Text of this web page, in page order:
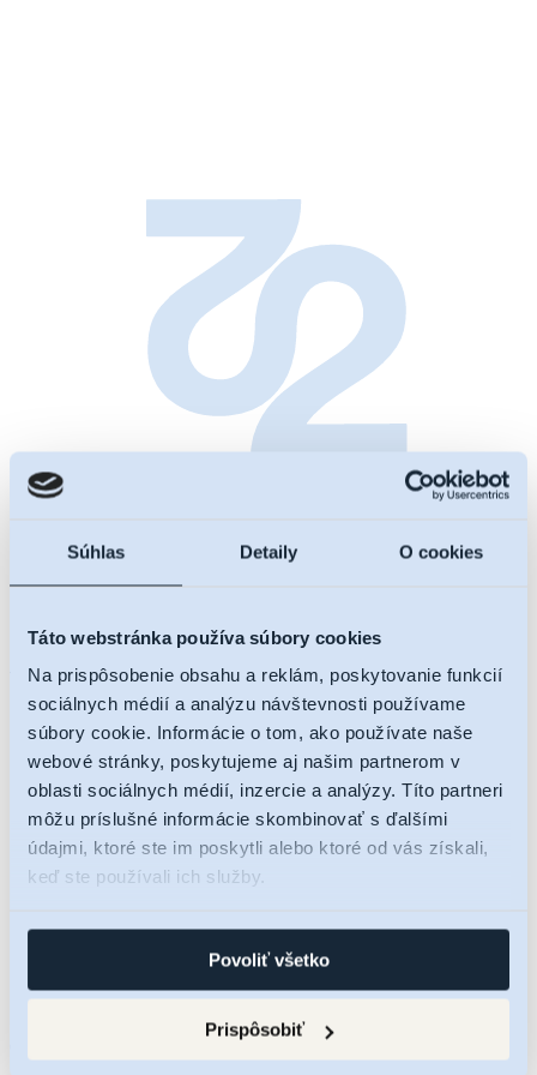
Súhlas Detaily O cookies
Táto webstránka používa súbory cookies
Na prispôsobenie obsahu a reklám, poskytovanie funkcií
sociálnych médií a analýzu návštevnosti používame
súbory cookie. Informácie o tom, ako používate naše
webové stránky, poskytujeme aj našim partnerom v
oblasti sociálnych médií, inzercie a analýzy. Títo partneri
môžu príslušné informácie skombinovať s ďalšími
údajmi, ktoré ste im poskytli alebo ktoré od vás získali,
keď ste používali ich služby.
Povoliť všetko
Prispôsobiť
O projekte
Lokalita
Ponuka bytov
Cenník
Financovanie